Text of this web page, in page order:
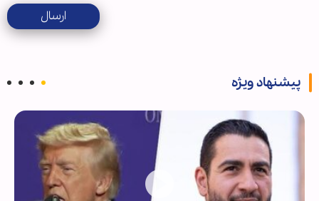
ارسال
پیشنهاد ویژه